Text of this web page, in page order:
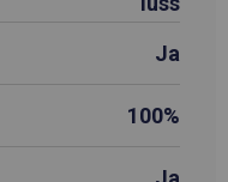
Ja
100%